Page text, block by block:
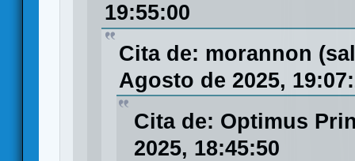
19:55:00
Cita de: morannon
Agosto de 2025,
Cita de: Optimus
2025, 18:45:50